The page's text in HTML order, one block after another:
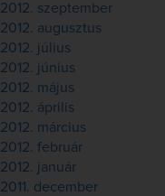
2012. szeptember
2012. augusztus
2012. július
2012. június
2012. május
2012. április
2012. március
2012. február
2012. január
2011. december